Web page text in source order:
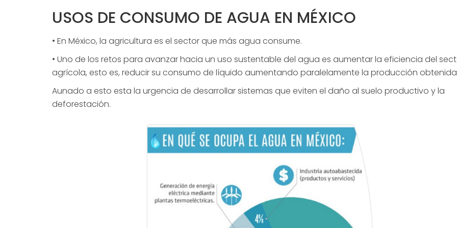
USOS DE CONSUMO DE AGUA EN MÉXICO
• En México, la agricultura es el sector que más agua consume.
• Uno de los retos para avanzar hacia un uso sustentable del agua es aumentar la eficiencia del
agrícola, esto es, reducir su consumo de líquido aumentando paralelamente la producción
Aunado a esto esta la urgencia de desarrollar sistemas que eviten el daño al suelo productivo y la
deforestación.